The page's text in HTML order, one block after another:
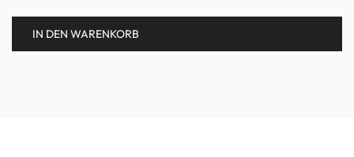
Bewertet mit
5.00von 5
IN DEN WARENKORB